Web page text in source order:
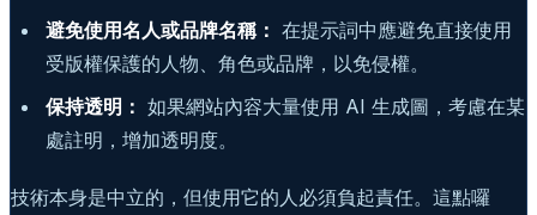
避免使用名人或品牌名稱： 在提示詞中應避免直接使用
受版權保護的人物、角色或品牌，以免侵權。
保持透明： 如果網站內容大量使用 AI 生成圖，考慮在某
處註明，增加透明度。
技術本身是中立的，但使用它的人必須負起責任。這點囉